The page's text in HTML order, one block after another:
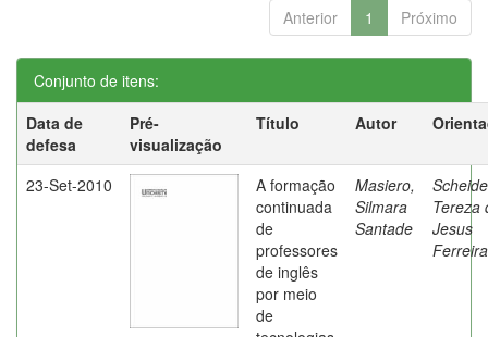
Anterior 1 Próximo
Conjunto de itens:
Data de
defesa
Pré-
visualização
Título Autor
23-Set-2010
A formação
continuada
de
professores
de inglês
por meio
de
Masiero,
Silmara
Santade
Tereza
Jesus
Ferreira